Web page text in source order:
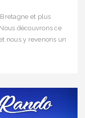
et plus
découvrons ce
nous y revenons un